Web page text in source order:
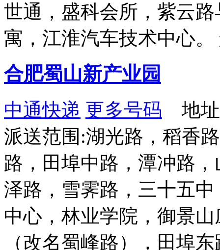
世通，盛科会所，紫云
寓，江淮汽车技术中心。
合肥蜀山新产业园
中通快递 更多号码 地址
派送范围:湖光路，稻香
路，田埠中路，潭冲路
泽路，雪霁路，三十五
中心，林业学院，御景
（改名蜀峰路），田埠